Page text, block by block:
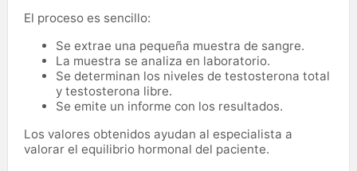
El proceso es sencillo:
Se extrae una pequeña muestra de sangre.
La muestra se analiza en laboratorio.
Se determinan los niveles de testosterona total
y testosterona libre.
Se emite un informe con los resultados.
Los valores obtenidos ayudan al especialista a
valorar el equilibrio hormonal del paciente.